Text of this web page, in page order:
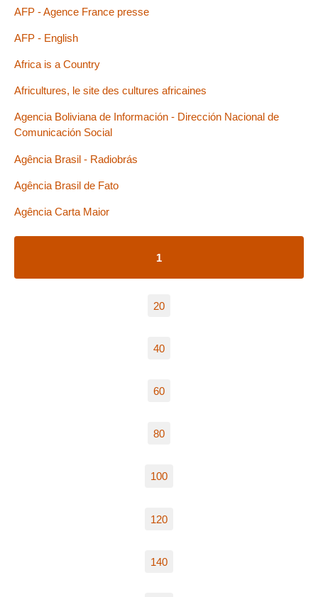
AFP - Agence France presse
AFP - English
Africa is a Country
Africultures, le site des cultures africaines
Agencia Boliviana de Información - Dirección Nacional de
Comunicación Social
Agência Brasil - Radiobrás
Agência Brasil de Fato
Agência Carta Maior
1
20
40
60
80
100
120
140